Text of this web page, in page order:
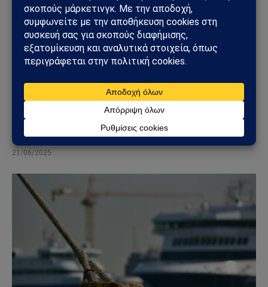
ΔΕΛΤΊΟ ΤΎΠΟΥ
Νομική Δήλωση σχετικά με την Επιθετική Πράξη
του Ισραηλινού Καθεστώτος κατά της Τεχεράνης
και Άλλων Πόλεων της Ισλαμικής Δημοκρατίας
του Ιράν
21/06/2025